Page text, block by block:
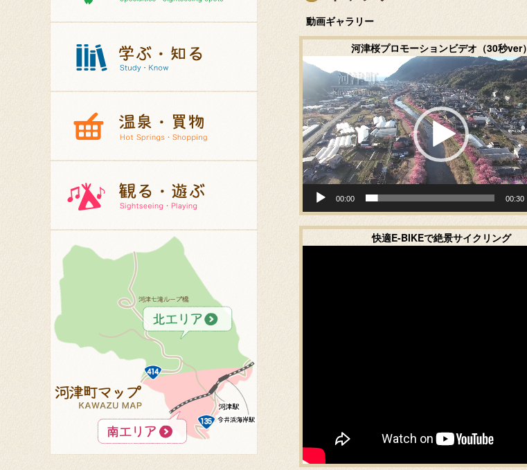
動画ギャラリー
河津桜プロモーションビデオ（30秒ver）
画
プ
レ
ー
ヤ
ー
00:00 00:30
快適E-BIKEで絶景サイクリング